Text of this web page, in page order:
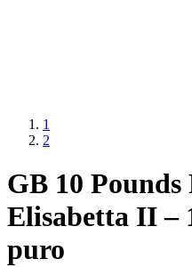
1
2
GB 10 Pounds
Elisabetta II –
puro